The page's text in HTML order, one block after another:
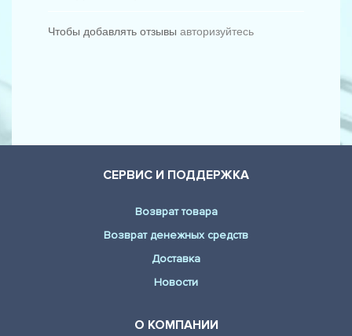
Чтобы добавлять отзывы авторизуйтесь
СЕРВИС И ПОДДЕРЖКА
Возврат товара
Возврат денежных средств
Доставка
Новости
О КОМПАНИИ